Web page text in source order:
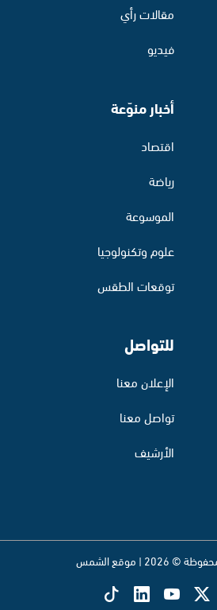
مقالات رأي
فيديو
أخبار منوّعة
اقتصاد
رياضة
الموسوعة
علوم وتكنولوجيا
توقعات الطقس
للتواصل
الإعلان معنا
تواصل معنا
الأرشيف
| موقع الشمس